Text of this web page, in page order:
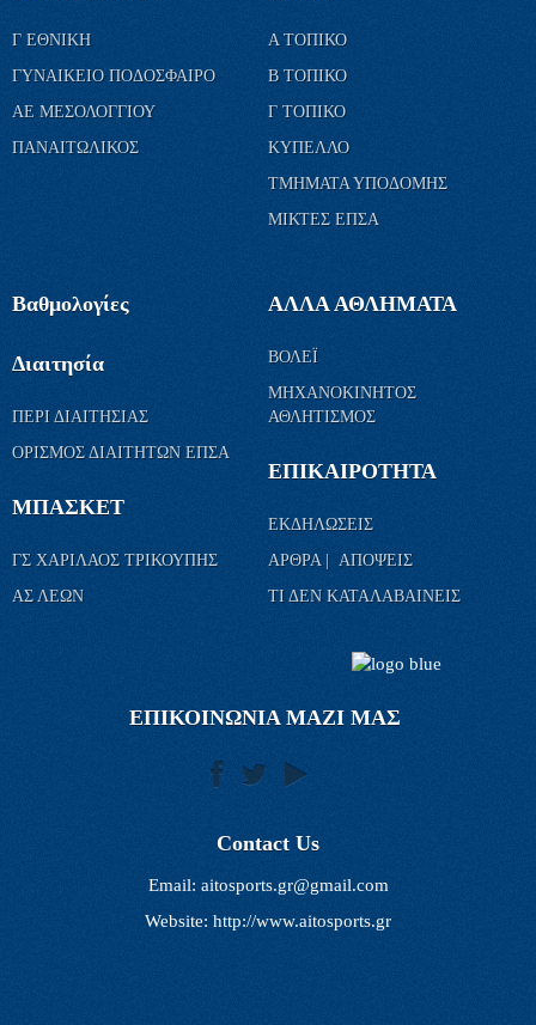
Γ ΕΘΝΙΚΗ
ΓΥΝΑΙΚΕΙΟ ΠΟΔΟΣΦΑΙΡΟ
ΑΕ ΜΕΣΟΛΟΓΓΙΟΥ
ΠΑΝΑΙΤΩΛΙΚΟΣ
Α ΤΟΠΙΚΟ
Β ΤΟΠΙΚΟ
Γ ΤΟΠΙΚΟ
ΚΥΠΕΛΛΟ
ΤΜΗΜΑΤΑ ΥΠΟΔΟΜΗΣ
ΜΙΚΤΕΣ ΕΠΣΑ
Βαθμολογίες
Διαιτησία
ΠΕΡΙ ΔΙΑΙΤΗΣΙΑΣ
ΟΡΙΣΜΟΣ ΔΙΑΙΤΗΤΩΝ ΕΠΣΑ
ΜΠΑΣΚΕΤ
ΓΣ ΧΑΡΙΛΑΟΣ ΤΡΙΚΟΥΠΗΣ
ΑΣ ΛΕΩΝ
ΑΛΛΑ ΑΘΛΗΜΑΤΑ
ΒΟΛΕΪ
ΜΗΧΑΝΟΚΙΝΗΤΟΣ
ΑΘΛΗΤΙΣΜΟΣ
ΕΠΙΚΑΙΡΟΤΗΤΑ
ΕΚΔΗΛΩΣΕΙΣ
ΑΡΘΡΑ | ΑΠΟΨΕΙΣ
ΤΙ ΔΕΝ ΚΑΤΑΛΑΒΑΙΝΕΙΣ
ΕΠΙΚΟΙΝΩΝΙΑ ΜΑΖΙ ΜΑΣ
Contact Us
Email: aitosports.gr@gmail.com
Website: http://www.aitosports.gr